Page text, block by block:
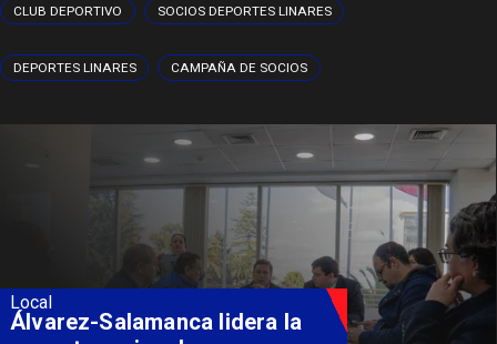
CLUB DEPORTIVO SOCIOS DEPORTES LINARES
DEPORTES LINARES CAMPAÑA DE SOCIOS
Local
Álvarez-Salamanca lidera la